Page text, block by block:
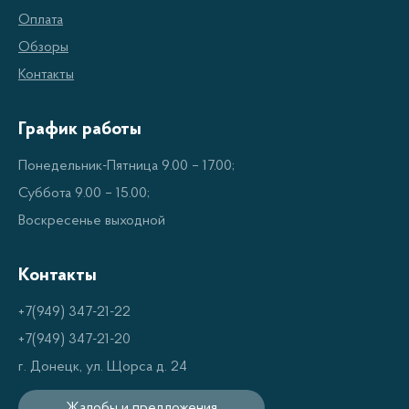
хлебными корзинами или модель с большим
В некоторых моделях есть функция
автоматической заморозки теста.
большое количество дополнительных
Оплата
Обзоры
Контакты
График работы
Понедельник-Пятница 9.00 – 17.00;
Суббота 9.00 – 15.00;
Воскресенье выходной
Контакты
+7(949) 347-21-22
+7(949) 347-21-20
г. Донецк, ул. Щорса д. 24